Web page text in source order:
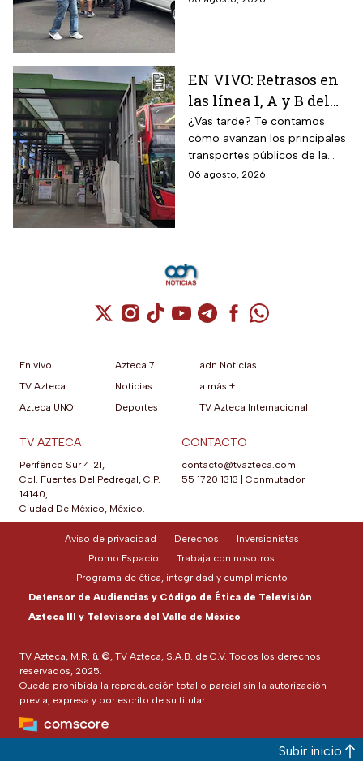
EN VIVO: Retrasos en
las línea 1, A y B del
Metro CDMX;
Metrobús sin
contratiempos hoy
jueves 6 de agosto
¿Vas tarde? Te contamos
cómo avanzan los principales
transportes públicos de la
capital durante este jueves.
06 agosto, 2026
Cuenta de X / Twitter (se abre en una
Cuenta de Instagram (se abre en una
Cuenta de TikTok (se abre en
Cuenta de YouTube (se abre
Cuenta de Telegram (se
Cuenta de
Cuenta de
En vivo
TV Azteca
Azteca UNO
Azteca 7
Noticias
Deportes
adn Noticias
a más +
TV Azteca Internacional
TV AZTECA
Periférico Sur 4121,
Col. Fuentes Del Pedregal, C.P.
14140,
Ciudad De México, México.
CONTACTO
contacto@tvazteca.com
55 1720 1313
Conmutador
TV Azteca, M.R. & ©, TV Azteca, S.A.B. de C.V. Todos los derechos
reservados, 2025.
Queda prohibida la reproducción total o parcial sin la autorización
previa, expresa y por escrito de su titular.
Aviso de privacidad Derechos
Inversionistas
Promo Espacio
Trabaja con nosotros
Programa de ética, integridad y cumplimiento
Defensor de Audiencias y Código de Ética de Televisión
Azteca III y Televisora del Valle de México
Subir inicio